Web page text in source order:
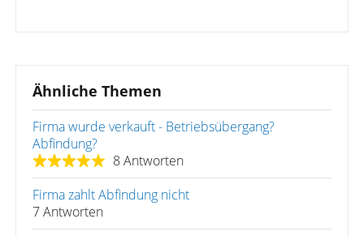
Ähnliche Themen
Firma wurde verkauft - Betriebsübergang?
Abfindung?
8 Antworten
Firma zahlt Abfindung nicht
7 Antworten